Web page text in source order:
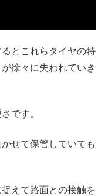
とこれらタイヤの特
徐々に失われていき
です。
せて保管していても
えて路面との接触を